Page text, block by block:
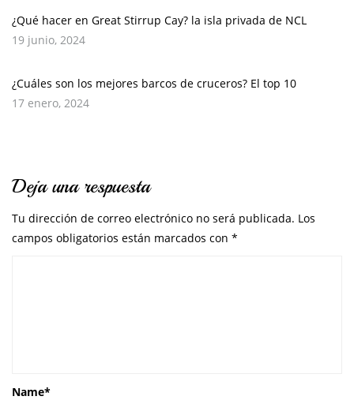
¿Qué hacer en Great Stirrup Cay? la isla privada de NCL
19 junio, 2024
¿Cuáles son los mejores barcos de cruceros? El top 10
17 enero, 2024
Deja una respuesta
Tu dirección de correo electrónico no será publicada. Los
campos obligatorios están marcados con *
Name*